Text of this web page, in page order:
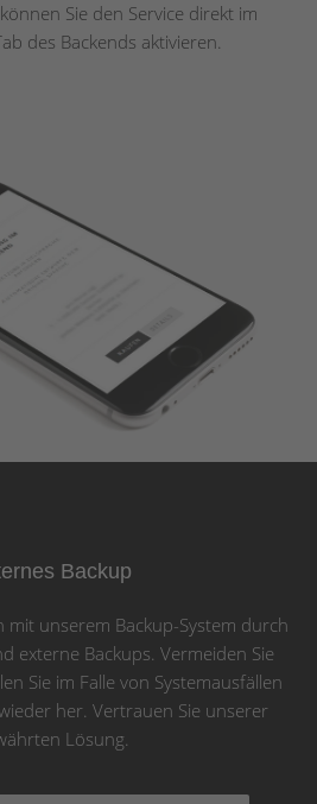
Sie den Service direkt im
des Backends aktivieren.
Backup
mit unserem Backup-System durch
externe Backups. Vermeiden Sie
Sie im Falle von Systemausfällen
her. Vertrauen Sie unserer
Lösung.